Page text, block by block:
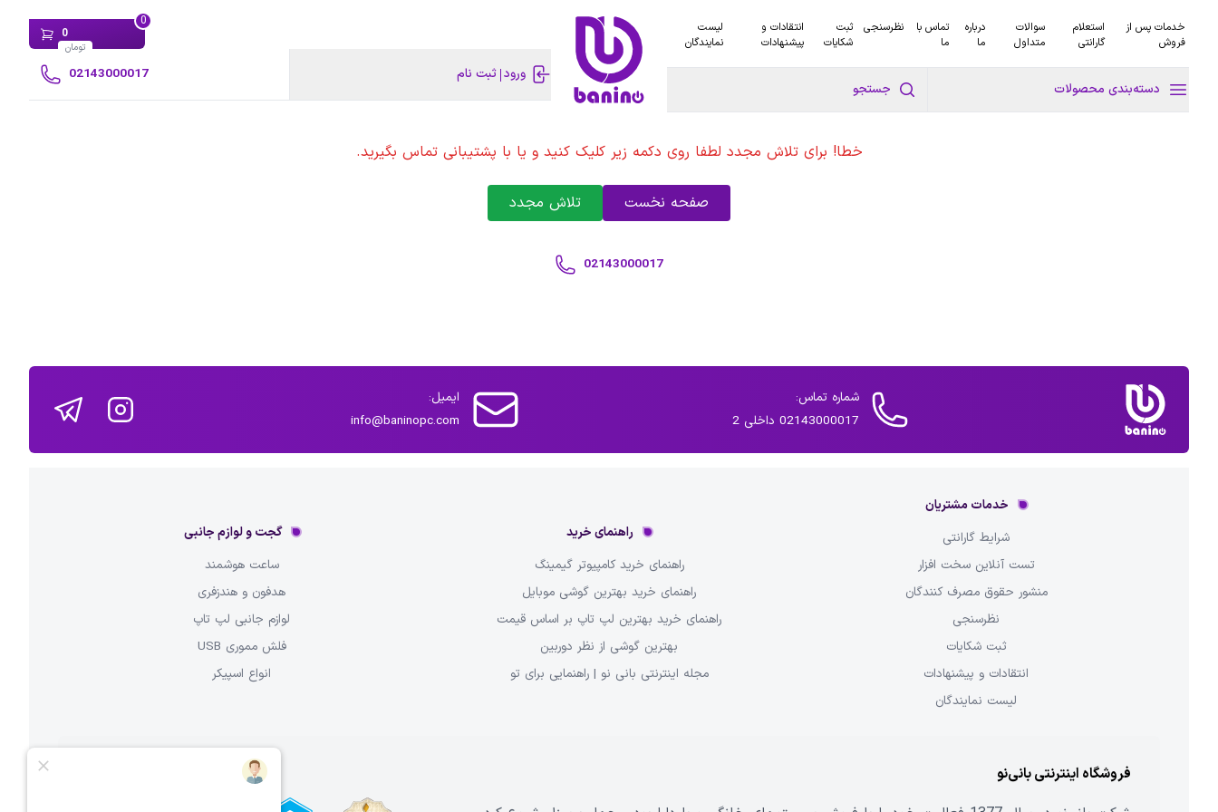
خدمات پس از
فروش
استعلام
گارانتی
سوالات
متداول
درباره
ما
تماس با
ما
نظرسنجی
ثبت
شکایات
انتقادات و
پیشنهادات
لیست
نمایندگان
دسته‌بندی محصولات جستجو
0
0
تومان
ورود ثبت نام 02143000017
خطا! برای تلاش مجدد لطفا روی دکمه زیر کلیک کنید و یا با پشتیبانی تماس بگیرید.
صفحه نخست تلاش مجدد
02143000017
شماره تماس:
02143000017 داخلی 2
ایمیل:
info@baninopc.com
خدمات مشتریان
شرایط گارانتی
تست آنلاین سخت افزار
منشور حقوق مصرف کنندگان
نظرسنجی
ثبت شکایات
انتقادات و پیشنهادات
لیست نمایندگان
راهنمای خرید
راهنمای خرید کامپیوتر گیمینگ
راهنمای خرید بهترین گوشی موبایل
راهنمای خرید بهترین لپ تاپ بر اساس قیمت
بهترین گوشی از نظر دوربین
مجله اینترنتی بانی نو | راهنمایی برای تو
گجت و لوازم جانبی
ساعت هوشمند
هدفون و هندزفری
لوازم جانبی لپ تاپ
فلش مموری USB
انواع اسپیکر
فروشگاه اینترنتی بانی‌نو